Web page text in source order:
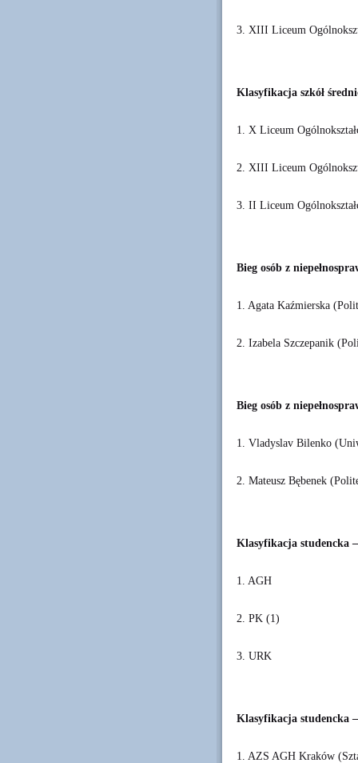
3. XIII Liceum
Klasyfikacja szkół
1. X Liceum
2. XIII Liceum
3. II Liceum
Bieg osób z
1. Agata Kaźmierska
2. Izabela Szczepanik
Bieg osób z
1. Vladyslav Bilenko
2. Mateusz Bębenek
Klasyfikacja studencka
1. AGH
2. PK (1)
3. URK
Klasyfikacja studencka
1. AZS AGH Kraków